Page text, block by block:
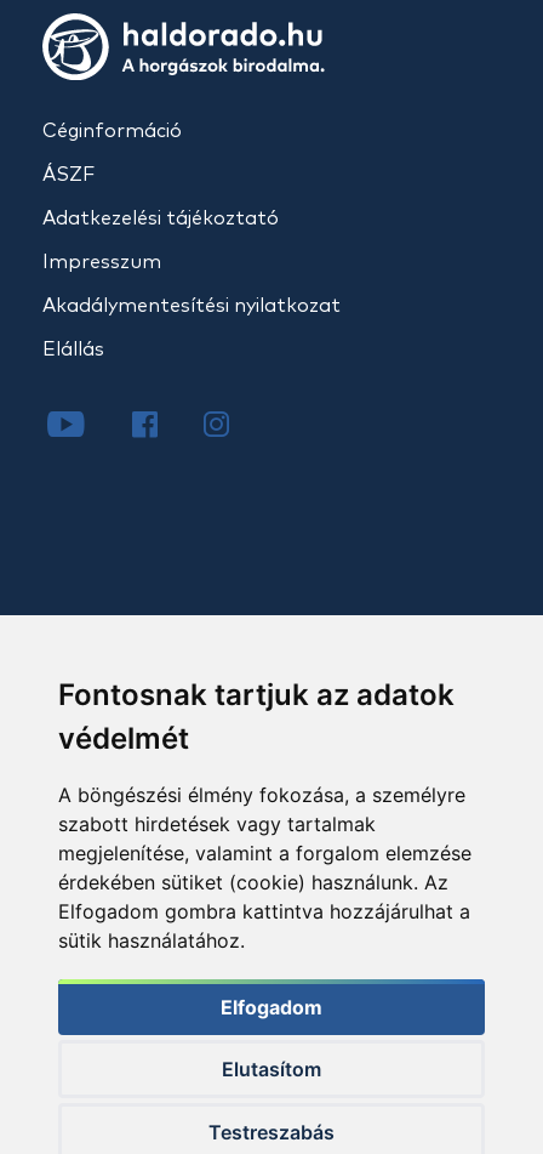
Fontosnak tartjuk az adatok
védelmét
A böngészési élmény fokozása, a személyre
szabott hirdetések vagy tartalmak
megjelenítése, valamint a forgalom elemzése
érdekében sütiket (cookie) használunk. Az
Elfogadom gombra kattintva hozzájárulhat a
sütik használatához.
Elfogadom
Elutasítom
Testreszabás
Céginformáció
ÁSZF
Adatkezelési tájékoztató
Impresszum
Akadálymentesítési nyilatkozat
Elállás